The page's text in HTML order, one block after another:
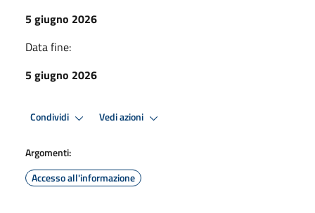
5 giugno 2026
Data fine:
5 giugno 2026
Condividi Vedi azioni
Argomenti:
Accesso all'informazione